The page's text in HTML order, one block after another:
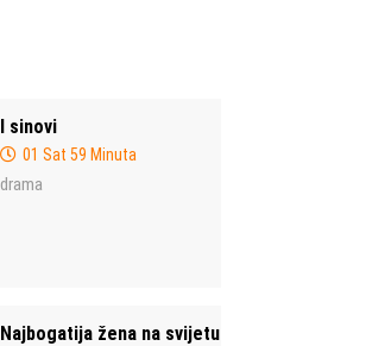
I sinovi
01 Sat 59 Minuta
drama
Najbogatija žena na svijetu